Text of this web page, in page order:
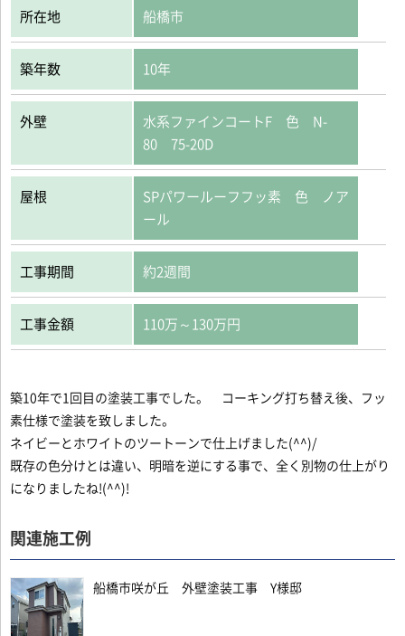
所在地 船橋市
築年数 10年
外壁
水系ファインコートF 色 N-
80 75-20D
屋根
SPパワールーフフッ素 色 ノア
ール
工事期間 約2週間
工事金額 110万～130万円
築10年で1回目の塗装工事でした。 コーキング打ち替え後、フッ
素仕様で塗装を致しました。
ネイビーとホワイトのツートーンで仕上げました(^^)/
既存の色分けとは違い、明暗を逆にする事で、全く別物の仕上がり
になりましたね!(^^)!
関連施工例
船橋市咲が丘 外壁塗装工事 Y様邸